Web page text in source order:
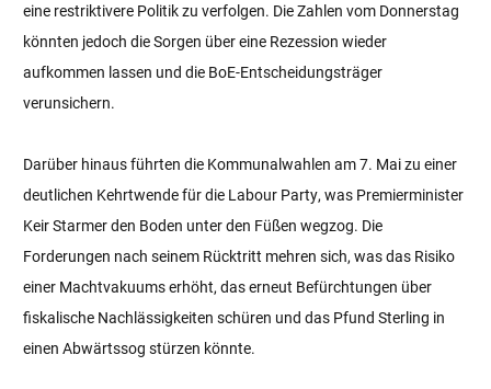
eine restriktivere Politik zu verfolgen. Die Zahlen vom Donnerstag
könnten jedoch die Sorgen über eine Rezession wieder
aufkommen lassen und die BoE-Entscheidungsträger
verunsichern.
Darüber hinaus führten die Kommunalwahlen am 7. Mai zu einer
deutlichen Kehrtwende für die Labour Party, was Premierminister
Keir Starmer den Boden unter den Füßen wegzog. Die
Forderungen nach seinem Rücktritt mehren sich, was das Risiko
einer Machtvakuums erhöht, das erneut Befürchtungen über
fiskalische Nachlässigkeiten schüren und das Pfund Sterling in
einen Abwärtssog stürzen könnte.